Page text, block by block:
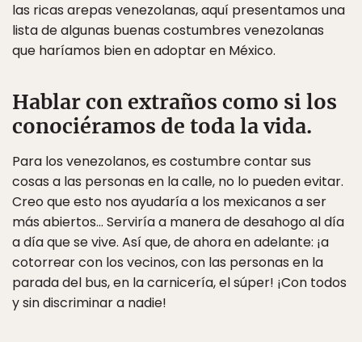
las ricas arepas venezolanas, aquí presentamos una
lista de algunas buenas costumbres venezolanas
que haríamos bien en adoptar en México.
Hablar con extraños como si los
conociéramos de toda la vida.
Para los venezolanos, es costumbre contar sus
cosas a las personas en la calle, no lo pueden evitar.
Creo que esto nos ayudaría a los mexicanos a ser
más abiertos… Serviría a manera de desahogo al día
a día que se vive. Así que, de ahora en adelante: ¡a
cotorrear con los vecinos, con las personas en la
parada del bus, en la carnicería, el súper! ¡Con todos
y sin discriminar a nadie!